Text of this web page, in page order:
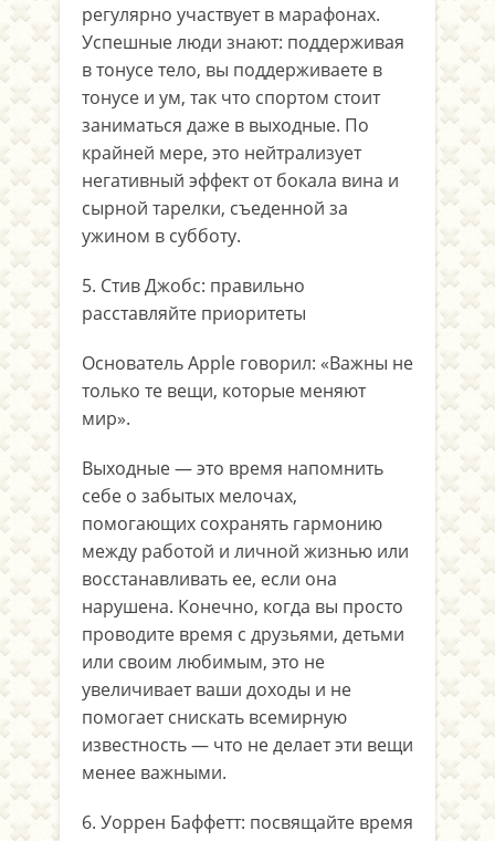
регулярно участвует в марафонах.
Успешные люди знают: поддерживая
в тонусе тело, вы поддерживаете в
тонусе и ум, так что спортом стоит
заниматься даже в выходные. По
крайней мере, это нейтрализует
негативный эффект от бокала вина и
сырной тарелки, съеденной за
ужином в субботу.
5. Стив Джобс: правильно
расставляйте приоритеты
Основатель Apple говорил: «Важны не
только те вещи, которые меняют
мир».
Выходные — это время напомнить
себе о забытых мелочах,
помогающих сохранять гармонию
между работой и личной жизнью или
восстанавливать ее, если она
нарушена. Конечно, когда вы просто
проводите время с друзьями, детьми
или своим любимым, это не
увеличивает ваши доходы и не
помогает снискать всемирную
известность — что не делает эти вещи
менее важными.
6. Уоррен Баффетт: посвящайте время